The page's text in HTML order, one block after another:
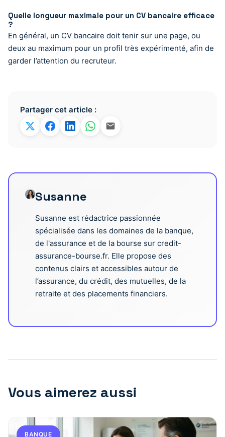
Quelle longueur maximale pour un CV bancaire efficace
?
En général, un CV bancaire doit tenir sur une page, ou
deux au maximum pour un profil très expérimenté, afin de
garder l’attention du recruteur.
Partager cet article :
Susanne
Susanne est rédactrice passionnée
spécialisée dans les domaines de la banque,
de l'assurance et de la bourse sur credit-
assurance-bourse.fr. Elle propose des
contenus clairs et accessibles autour de
l’assurance, du crédit, des mutuelles, de la
retraite et des placements financiers.
Vous aimerez aussi
BANQUE